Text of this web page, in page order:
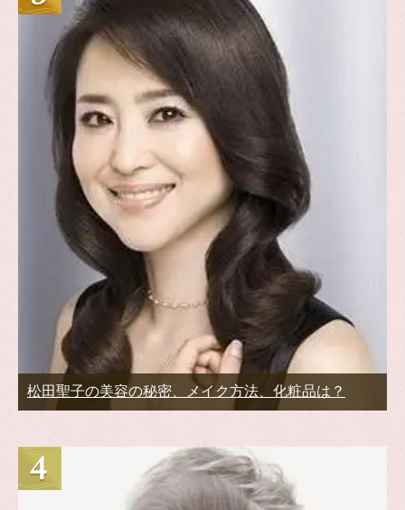
松田聖子の美容の秘密、メイク方法、化粧品は？